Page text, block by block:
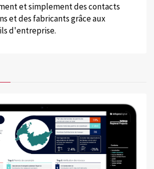
et simplement des contacts
et des fabricants grâce aux
d'entreprise.